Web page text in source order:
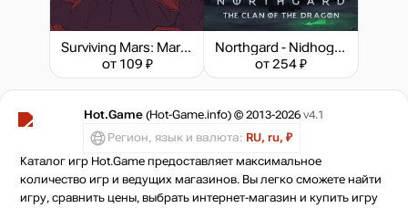
Surviving Mars: Marsvision Song Contest
от 109 ₽
Northgard - Nidhogg, Clan of the Dragon
от 254 ₽
Hot.Game (Hot-Game.info) © 2013-2026 v4.1
Регион, язык и валюта: RU, ru, ₽
Каталог игр Hot.Game предоставляет максимальное
количество игр и ведущих магазинов. Вы легко сможете найти
игру, сравнить цены, выбрать интернет-магазин и купить игру